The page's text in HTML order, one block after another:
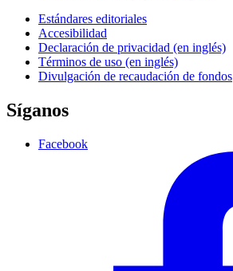
Estándares editoriales
Accesibilidad
Declaración de privacidad (en inglés)
Términos de uso (en inglés)
Divulgación de recaudación de fondos
Síganos
Facebook